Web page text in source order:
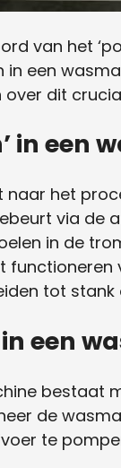
van het
een
dit
in een
naar het
via de
in de
tot
een
bestaat
de
te